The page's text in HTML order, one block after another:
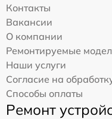
Контакты
Вакансии
О компании
Ремонтируемые
Наши услуги
Согласие на
Способы оплаты
Ремонт